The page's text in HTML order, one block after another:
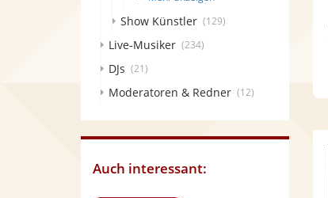
Show Künstler (129)
Live-Musiker (234)
DJs (21)
Moderatoren & Redner (12)
Auch interessant: